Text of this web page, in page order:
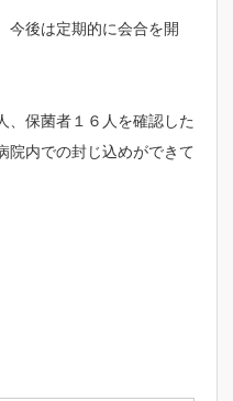
今後は定期的に会合を開
、保菌者１６人を確認した
院内での封じ込めができて